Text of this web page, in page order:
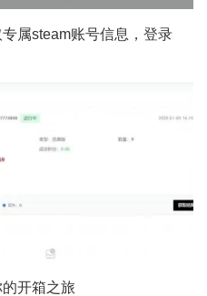
专属steam账号信息，登录
的开箱之旅